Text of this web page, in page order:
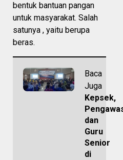
bentuk bantuan pangan
untuk masyarakat. Salah
satunya , yaitu berupa
beras.
Baca
Juga
Kepsek,
dan
Guru
Senior
di